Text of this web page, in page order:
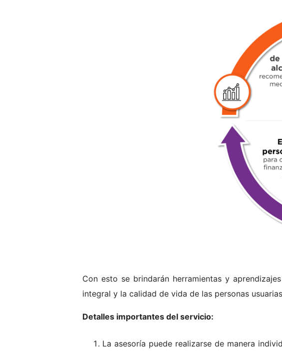
Con esto se brindarán herramientas y
integral y la calidad de vida de las personas
Detalles importantes del servicio:
La asesoría puede realizarse de manera